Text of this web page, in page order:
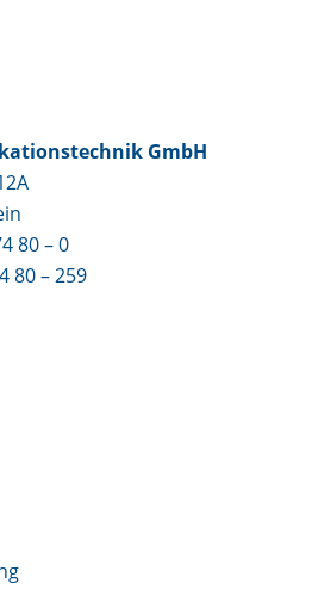
GmbH
80 – 0
80 – 259